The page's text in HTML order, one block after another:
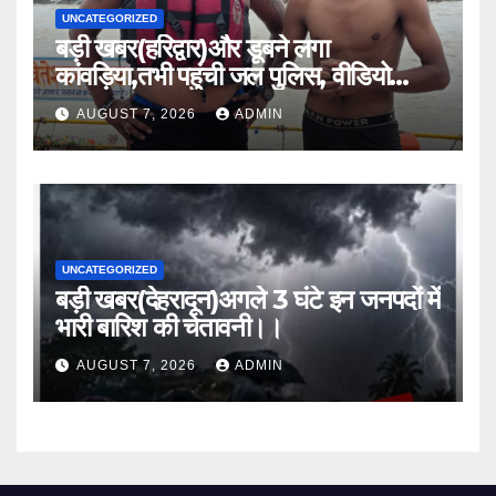
UNCATEGORIZED
बड़ी खबर(हरिद्वार)और डूबने लगा
कांवड़िया,तभी पहुंची जल पुलिस, वीडियो
वायरल।।
AUGUST 7, 2026 ADMIN
UNCATEGORIZED
बड़ी खबर(देहरादून)अगले 3 घंटे इन जनपदों में
भारी बारिश की चेतावनी।।
AUGUST 7, 2026 ADMIN